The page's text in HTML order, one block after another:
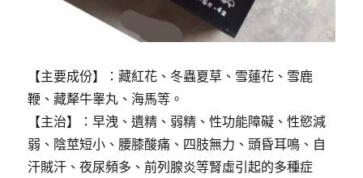
【主要成份】：藏紅花、冬蟲夏草、雪蓮花、雪鹿
鞭、藏犛牛睾丸、海馬等。
【主治】：早洩、遺精、弱精、性功能障礙、性慾減
弱、陰莖短小、腰膝酸痛、四肢無力、頭昏耳鳴、自
汗賊汗、夜尿頻多、前列腺炎等腎虛引起的多種症